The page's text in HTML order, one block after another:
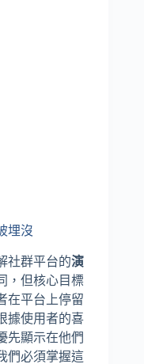
埋沒
社群平台的演
，但核心目標
在平台上停留
據使用者的喜
先顯示在他們
們必須掌握這